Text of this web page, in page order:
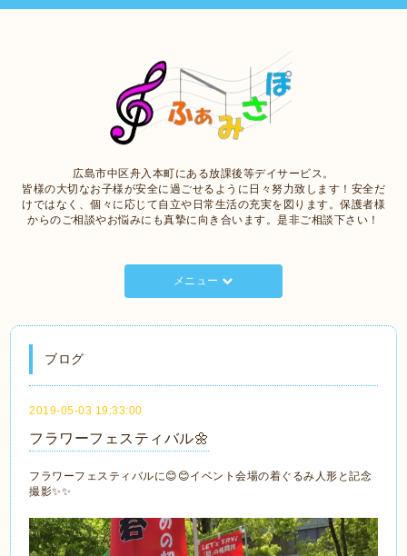
広島市中区舟入本町にある放課後等デイサービス。
皆様の大切なお子様が安全に過ごせるように日々努力致します！安全だ
けではなく、個々に応じて自立や日常生活の充実を図ります。保護者様
からのご相談やお悩みにも真摯に向き合います。是非ご相談下さい！
メニュー
ブログ
2019-05-03 19:33:00
フラワーフェスティバル🌼
フラワーフェスティバルに😊😊イベント会場の着ぐるみ人形と記念
撮影✨✨